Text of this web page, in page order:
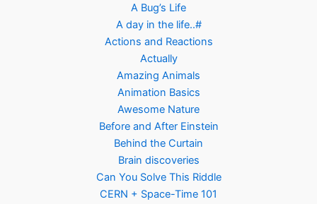
A Bug’s Life
A day in the life..#
Actions and Reactions
Actually
Amazing Animals
Animation Basics
Awesome Nature
Before and After Einstein
Behind the Curtain
Brain discoveries
Can You Solve This Riddle
CERN + Space-Time 101